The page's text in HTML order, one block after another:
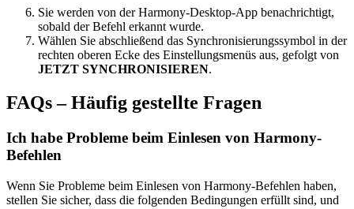
Sie werden von der Harmony-Desktop-App benachrichtigt,
sobald der Befehl erkannt wurde.
Wählen Sie abschließend das Synchronisierungssymbol in der
rechten oberen Ecke des Einstellungsmenüs aus, gefolgt von
JETZT SYNCHRONISIEREN.
FAQs – Häufig gestellte Fragen
Ich habe Probleme beim Einlesen von Harmony-
Befehlen
Wenn Sie Probleme beim Einlesen von Harmony-Befehlen haben,
stellen Sie sicher, dass die folgenden Bedingungen erfüllt sind, und